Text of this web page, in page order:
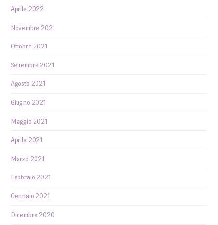
Aprile 2022
Novembre 2021
Ottobre 2021
Settembre 2021
Agosto 2021
Giugno 2021
Maggio 2021
Aprile 2021
Marzo 2021
Febbraio 2021
Gennaio 2021
Dicembre 2020